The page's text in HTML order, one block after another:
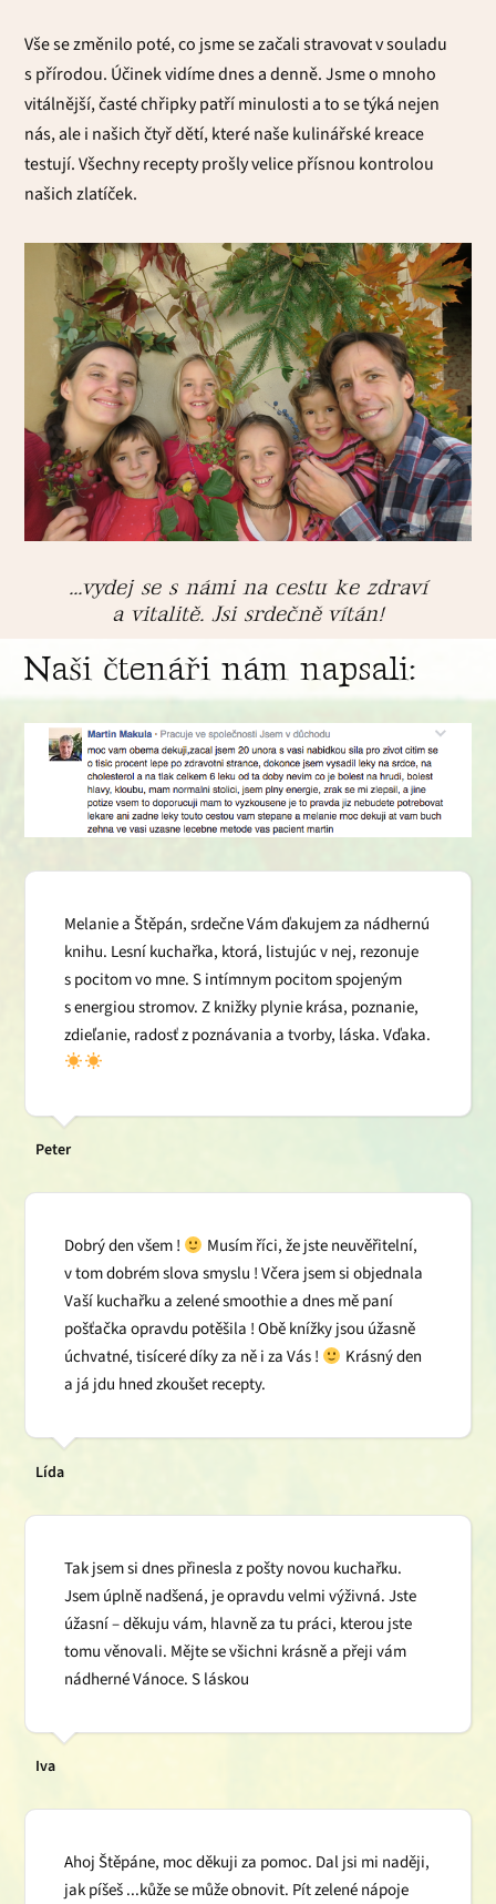
Vše se změnilo poté, co jsme se začali stravovat v souladu
s přírodou. Účinek vidíme dnes a denně. Jsme o mnoho
vitálnější, časté chřipky patří minulosti a to se týká nejen
nás, ale i našich čtyř dětí, které naše kulinářské kreace
testují. Všechny recepty prošly velice přísnou kontrolou
našich zlatíček.
...vydej se s námi na cestu ke zdraví
a vitalitě. Jsi srdečně vítán!
Naši čtenáři nám napsali:
Melanie a Štěpán, srdečne Vám ďakujem za nádhernú
knihu. Lesní kuchařka, ktorá, listujúc v nej, rezonuje
s pocitom vo mne. S intímnym pocitom spojeným
s energiou stromov. Z knižky plynie krása, poznanie,
zdieľanie, radosť z poznávania a tvorby, láska. Vďaka.
Peter
Dobrý den všem !
Musím říci, že jste neuvěřitelní,
v tom dobrém slova smyslu ! Včera jsem si objednala
Vaší kuchařku a zelené smoothie a dnes mě paní
pošťačka opravdu potěšila ! Obě knížky jsou úžasně
úchvatné, tisíceré díky za ně i za Vás !
Krásný den
a já jdu hned zkoušet recepty.
Lída
Tak jsem si dnes přinesla z pošty novou kuchařku.
Jsem úplně nadšená, je opravdu velmi výživná. Jste
úžasní – děkuju vám, hlavně za tu práci, kterou jste
tomu věnovali. Mějte se všichni krásně a přeji vám
nádherné Vánoce. S láskou
Iva
Ahoj Štěpáne, moc děkuji za pomoc. Dal jsi mi naději,
jak píšeš ...kůže se může obnovit. Pít zelené nápoje